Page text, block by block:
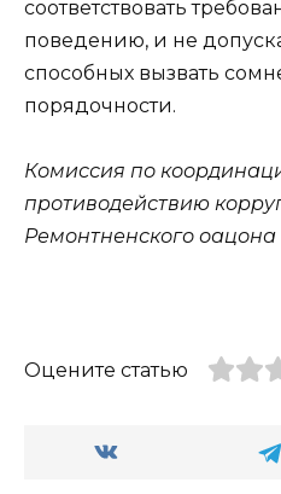
соответствовать
поведению, и не
способных вызвать
порядочности.
Комиссия по
противодействию
Ремонтненского оацона
Оцените статью